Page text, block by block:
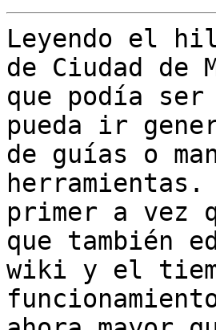
Leyendo el
de Ciudad de
que podía
pueda ir
de guías o
primer a vez
que también
wiki y el